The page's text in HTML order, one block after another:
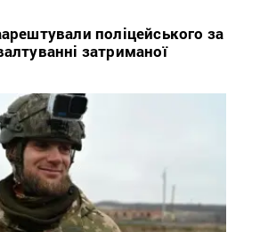
поліцейського за
затриманої